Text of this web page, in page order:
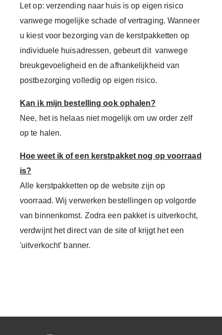
Let op: verzending naar huis is op eigen risico
vanwege mogelijke schade of vertraging. Wanneer
u kiest voor bezorging van de kerstpakketten op
individuele huisadressen, gebeurt dit vanwege
breukgevoeligheid en de afhankelijkheid van
postbezorging volledig op eigen risico.
Kan ik mijn bestelling ook ophalen?
Nee, het is helaas niet mogelijk om uw order zelf
op te halen.
Hoe weet ik of een kerstpakket nog op voorraad
is?
Alle kerstpakketten op de website zijn op
voorraad. Wij verwerken bestellingen op volgorde
van binnenkomst. Zodra een pakket is uitverkocht,
verdwijnt het direct van de site of krijgt het een
'uitverkocht' banner.